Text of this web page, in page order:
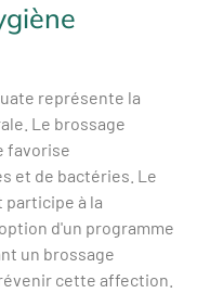
représente la
Le brossage
favorise
et de bactéries. Le
participe à la
d'un programme
un brossage
cette affection.